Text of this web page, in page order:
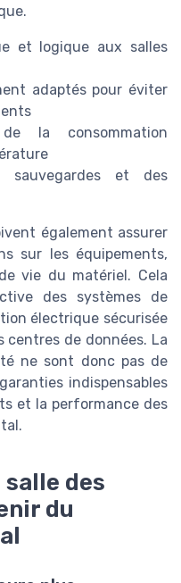
et logique aux salles
adaptés pour éviter
la consommation
sauvegardes et des
également assurer
sur les équipements,
vie du matériel. Cela
des systèmes de
électrique sécurisée
centres de données. La
ne sont donc pas de
indispensables
et la performance des
des
du